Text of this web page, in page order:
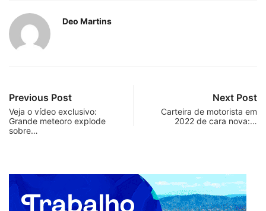
Deo Martins
Previous Post
Veja o vídeo exclusivo:
Grande meteoro explode
sobre…
Next Post
Carteira de motorista em
2022 de cara nova:…